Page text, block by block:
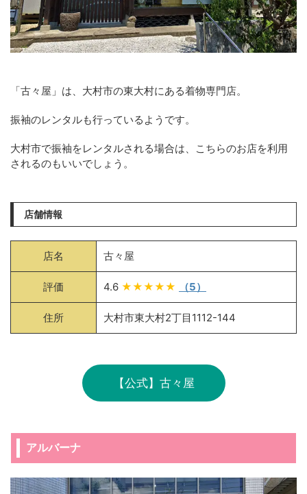
「古々屋」は、大村市の東大村にある着物専門店。
振袖のレンタルも行っているようです。
大村市で振袖をレンタルされる場合は、こちらのお店を利用
されるのもいいでしょう。
店舗情報
店名 古々屋
評価 4.6 ★★★★★ （5）
住所 大村市東大村2丁目1112-144
【公式】古々屋
アルバーナ